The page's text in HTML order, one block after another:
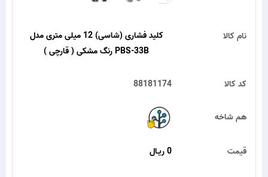
کلید فشاری (شاسی) 12 میلی متری مدل
PBS-33B رنگ مشکی ( قارچی )
نام کالا
88181174 کد کالا
هم شاخه
0 ریـال قیمت